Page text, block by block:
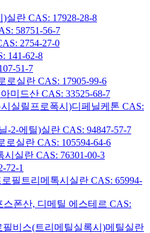
란 CAS: 17928-28-8
58751-56-7
2754-27-0
141-62-8
51-7
로실란 CAS: 17905-99-6
미드산 CAS: 33525-68-7
실릴프로폭시)디페닐케톤 CAS:
-2-에틸)실란 CAS: 94847-57-7
실란 CAS: 105594-64-6
실란 CAS: 76301-00-3
72-1
필트리메톡시실란 CAS: 65994-
폰산, 디메틸 에스테르 CAS:
비스(트리메틸실록시)메틸실란